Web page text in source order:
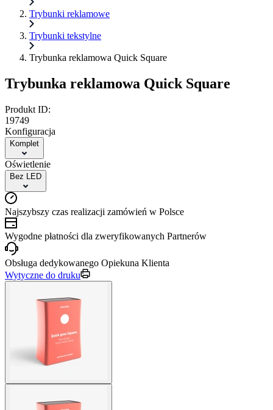
Trybunki reklamowe
Trybunki tekstylne
Trybunka reklamowa Quick Square
Trybunka reklamowa Quick Square
Produkt ID:
19749
Konfiguracja
Komplet
Oświetlenie
Bez LED
Najszybszy czas realizacji zamówień w Polsce
Wygodne płatności dla zweryfikowanych Partnerów
Obsługa dedykowanego Opiekuna Klienta
Wytyczne do druku